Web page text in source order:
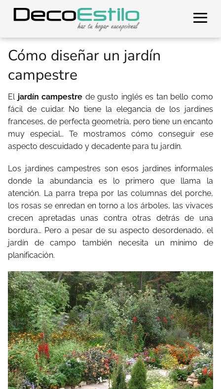
Cómo diseñar un jardín
campestre
El jardín campestre de gusto inglés es tan bello como
fácil de cuidar. No tiene la elegancia de los jardines
franceses, de perfecta geometría, pero tiene un encanto
muy especial… Te mostramos cómo conseguir ese
aspecto descuidado y decadente para tu jardín.
Los jardines campestres son esos jardines informales
donde la abundancia es lo primero que llama la
atención. La parra trepa por las columnas del porche,
los rosas se enredan en torno a los árboles, las vivaces
crecen apretadas unas contra otras detrás de una
bordura… Pero a pesar de su aspecto desordenado, el
jardín de campo también necesita un mínimo de
planificación.